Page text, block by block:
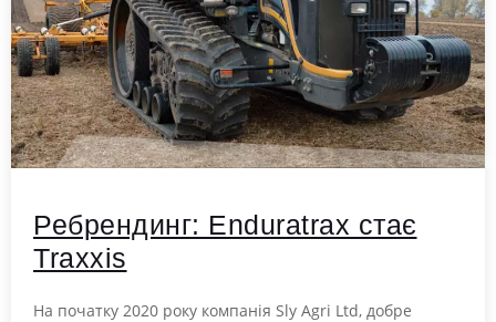
Ребрендинг: Enduratrax стає
Traxxis
На початку 2020 року компанія Sly Agri Ltd, добре